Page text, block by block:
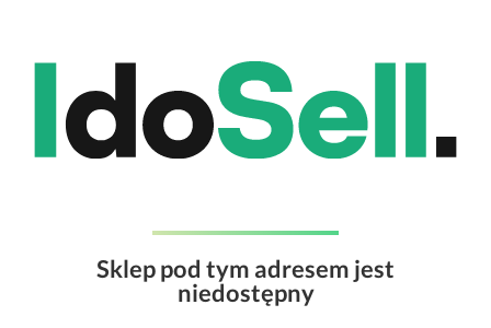
Sklep pod tym adresem jest
niedostępny